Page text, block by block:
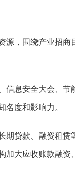
，围绕产业招商
息安全大会、节
度和影响力。
贷款、融资租赁
加大应收账款融